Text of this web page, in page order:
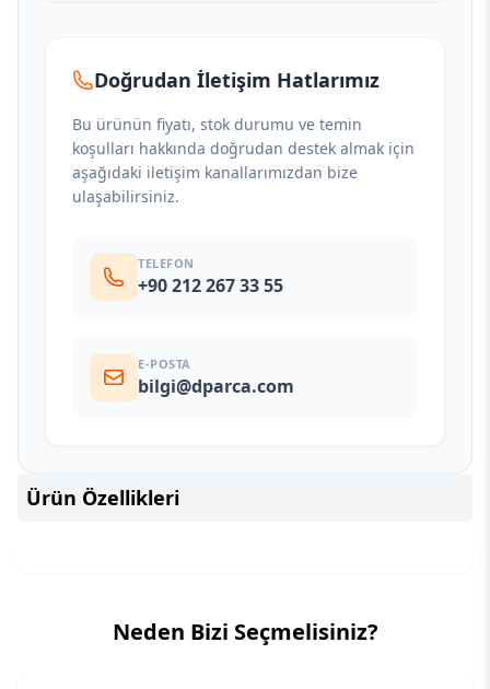
Doğrudan İletişim Hatlarımız
Bu ürünün fiyatı, stok durumu ve temin
koşulları hakkında doğrudan destek almak için
aşağıdaki iletişim kanallarımızdan bize
ulaşabilirsiniz.
TELEFON
+90 212 267 33 55
E-POSTA
bilgi@dparca.com
Ürün Özellikleri
Neden Bizi Seçmelisiniz?